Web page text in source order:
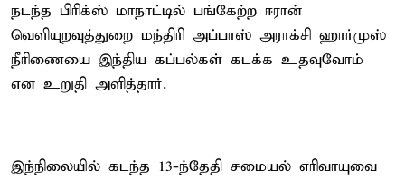
நடந்த பிரிக்ஸ் மாநாட்டில் பங்கேற்ற ஈரான்
வெளியுறவுத்துறை மந்திரி அப்பாஸ் அராக்சி ஹார்முஸ்
நீரிணையை இந்திய கப்பல்கள் கடக்க உதவுவோம்
என உறுதி அளித்தார்.
இந்நிலையில் கடந்த 13-ந்தேதி சமையல் எரிவாயுவை